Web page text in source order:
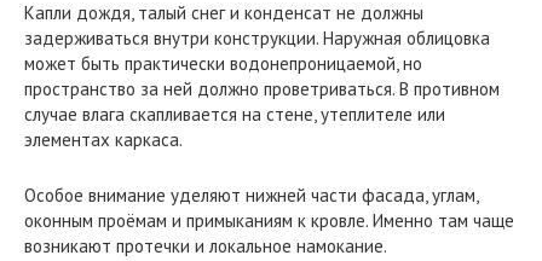
Капли дождя, талый снег и конденсат не должны
задерживаться внутри конструкции. Наружная облицовка
может быть практически водонепроницаемой, но
пространство за ней должно проветриваться. В противном
случае влага скапливается на стене, утеплителе или
элементах каркаса.
Особое внимание уделяют нижней части фасада, углам,
оконным проёмам и примыканиям к кровле. Именно там чаще
возникают протечки и локальное намокание.